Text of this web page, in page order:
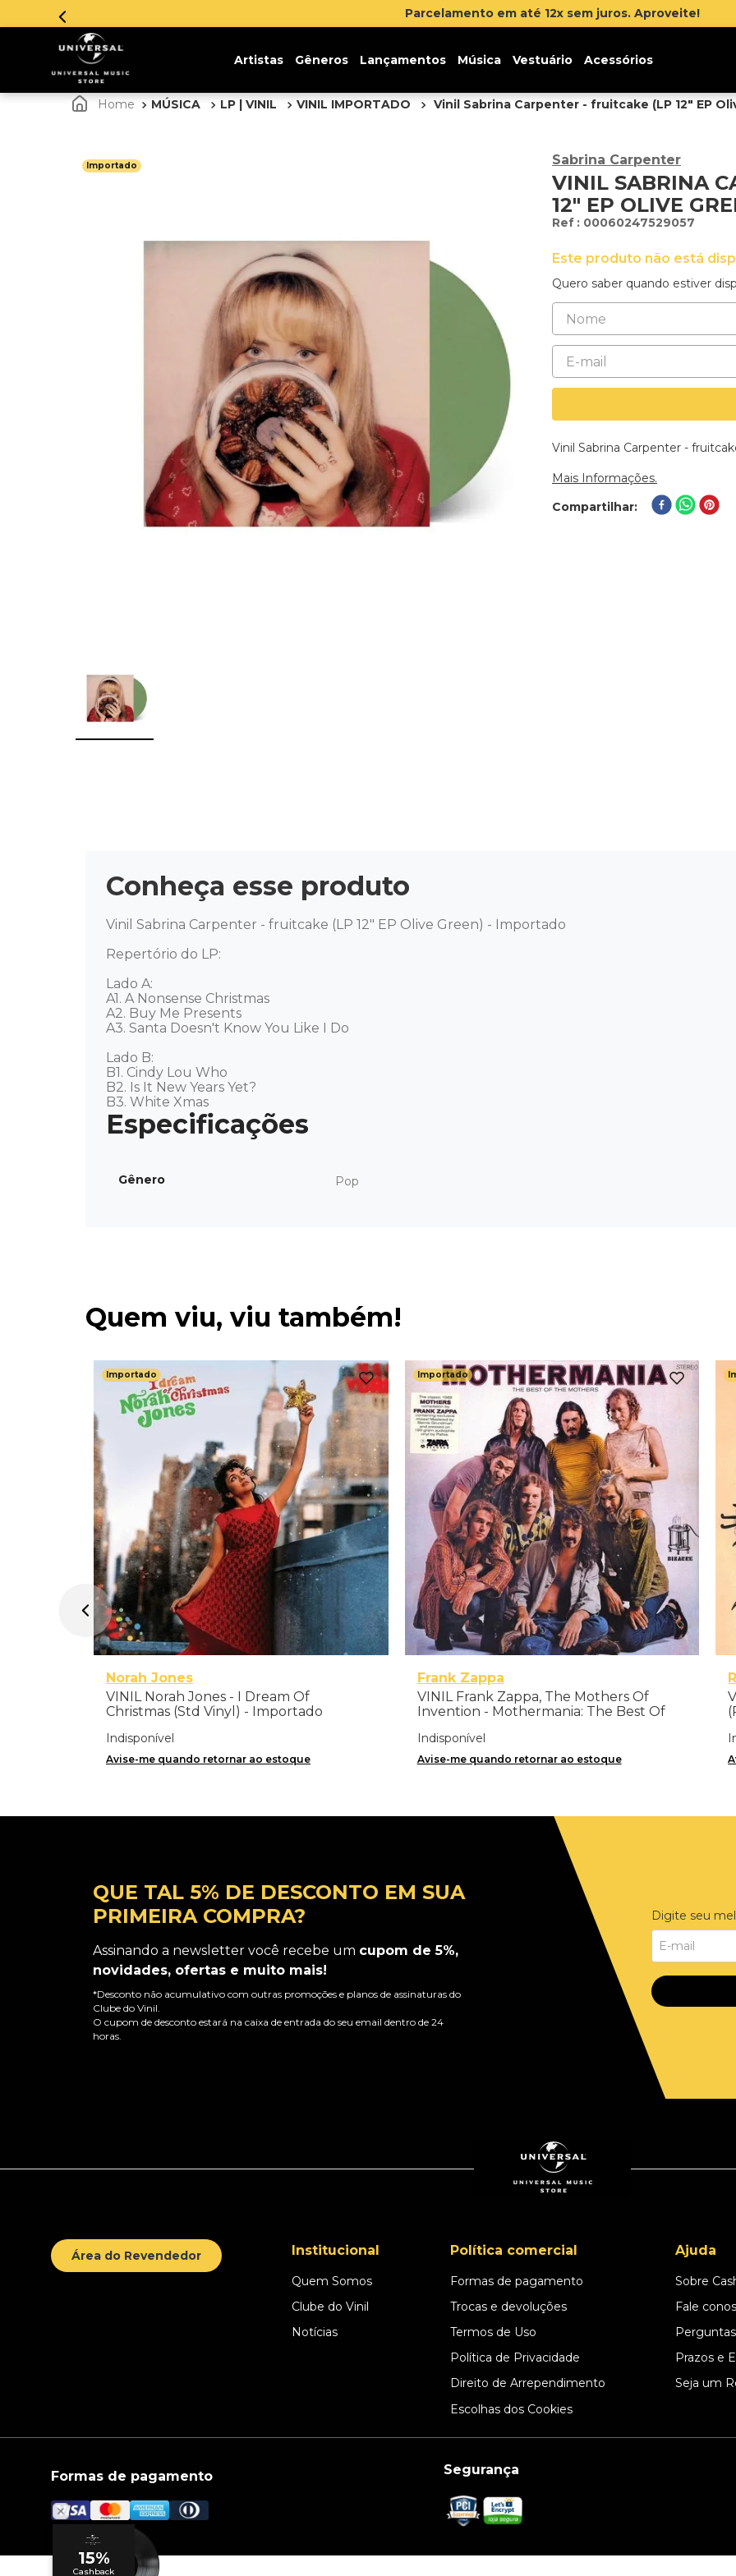
Artistas Gêneros Lançamentos Música Vestuário Acessórios
MÚSICA LP | VINIL VINIL IMPORTADO Vinil Sabrina Carpenter - fruitcake (LP 12" EP
Importado Sabrina Carpenter
VINIL SABRINA
12" EP OLIVE
: 00060247529057
Este produto não está
Quero saber quando estiver
Vinil Sabrina Carpenter -
Mais Informações.
Compartilhar
Conheça esse produto
Vinil Sabrina Carpenter - fruitcake (LP 12" EP Olive Green) - Importado
Repertório do LP:
Lado A:
A1. A Nonsense Christmas
A2. Buy Me Presents
A3. Santa Doesn't Know You Like I Do
Lado B:
B1. Cindy Lou Who
B2. Is It New Years Yet?
B3. White Xmas
Gênero Pop
Quem viu, viu também!
Importado
Norah Jones
VINIL Norah Jones - I Dream Of
Christmas (Std Vinyl) - Importado
Indisponível
Avise-me quando retornar ao estoque
Importado
Frank Zappa
VINIL Frank Zappa, The Mothers Of
Invention - Mothermania: The Best Of
Indisponível
Avise-me quando retornar ao estoque
QUE TAL 5% DE DESCONTO EM SUA
PRIMEIRA COMPRA?
Assinando a newsletter você recebe um cupom de 5%,
novidades, ofertas e muito mais!
*Desconto não acumulativo com outras promoções e planos de assinaturas do
Clube do Vinil.
O cupom de desconto estará na caixa de entrada do seu email dentro de 24
horas.
Digite seu
Área do Revendedor Institucional
Quem Somos
Clube do Vinil
Notícias
Política comercial
Formas de pagamento
Trocas e devoluções
Termos de Uso
Política de Privacidade
Direito de Arrependimento
Escolhas dos Cookies
Ajuda
Sobre
Fale
Prazos e
Seja um
Formas de pagamento Segurança